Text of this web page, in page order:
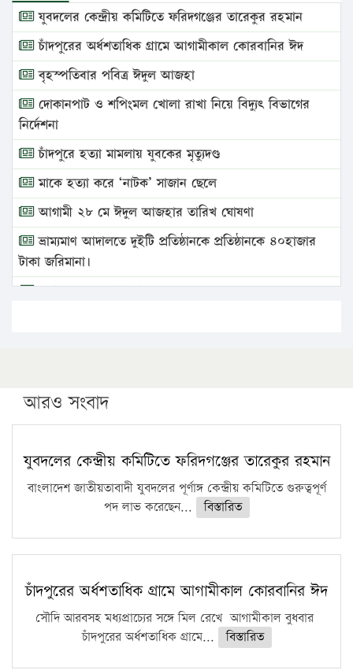
যুবদলের কেন্দ্রীয় কমিটিতে ফরিদগঞ্জের তারেকুর রহমান
চাঁদপুরের অর্ধশতাধিক গ্রামে আগামীকাল কোরবানির ঈদ
বৃহস্পতিবার পবিত্র ঈদুল আজহা
দোকানপাট ও শপিংমল খোলা রাখা নিয়ে বিদ্যুৎ বিভাগের
নির্দেশনা
চাঁদপুরে হত্যা মামলায় যুবকের মৃত্যুদণ্ড
মাকে হত্যা করে ‘নাটক’ সাজান ছেলে
আগামী ২৮ মে ঈদুল আজহার তারিখ ঘোষণা
ভ্রাম্যমাণ আদালতে দুইটি প্রতিষ্ঠানকে প্রতিষ্ঠানকে ৪০হাজার
টাকা জরিমানা।
এবার লঞ্চের ভাড়া বাড়ল
পিএইচডি করছেন কুয়েটের কৃতি…
সারা দেশে বজ্রাঘাতে ১৪ জনের প্রাণহানি
কঠোর হচ্ছে এসএসসি ও এইচএসসি পরীক্ষা
ফরিদগঞ্জে আগুনে পুড়লো ৬ ব্যবসা প্রতিষ্ঠান
আরও সংবাদ
যুবদলের কেন্দ্রীয় কমিটিতে ফরিদগঞ্জের তারেকুর রহমান
বাংলাদেশ জাতীয়তাবাদী যুবদলের পূর্ণাঙ্গ কেন্দ্রীয় কমিটিতে গুরুত্বপূর্ণ
পদ লাভ করেছেন...
বিস্তারিত
চাঁদপুরের অর্ধশতাধিক গ্রামে আগামীকাল কোরবানির ঈদ
সৌদি আরবসহ মধ্যপ্রাচ্যের সঙ্গে মিল রেখে আগামীকাল বুধবার
চাঁদপুরের অর্ধশতাধিক গ্রামে...
বিস্তারিত